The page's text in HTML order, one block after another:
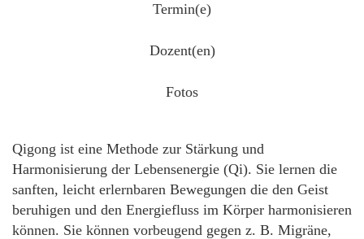
Termin(e)
Dozent(en)
Fotos
Qigong ist eine Methode zur Stärkung und
Harmonisierung der Lebensenergie (Qi). Sie lernen die
sanften, leicht erlernbaren Bewegungen die den Geist
beruhigen und den Energiefluss im Körper harmonisieren
können. Sie können vorbeugend gegen z. B. Migräne,